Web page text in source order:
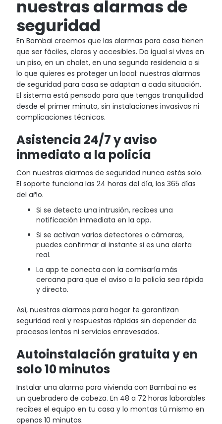
nuestras alarmas de
seguridad
En Bambai creemos que las alarmas para casa tienen
que ser fáciles, claras y accesibles. Da igual si vives en
un piso, en un chalet, en una segunda residencia o si
lo que quieres es proteger un local: nuestras alarmas
de seguridad para casa se adaptan a cada situación.
El sistema está pensado para que tengas tranquilidad
desde el primer minuto, sin instalaciones invasivas ni
complicaciones técnicas.
Asistencia 24/7 y aviso
inmediato a la policía
Con nuestras alarmas de seguridad nunca estás solo.
El soporte funciona las 24 horas del día, los 365 días
del año.
Si se detecta una intrusión, recibes una
notificación inmediata en la app.
Si se activan varios detectores o cámaras,
puedes confirmar al instante si es una alerta
real.
La app te conecta con la comisaría más
cercana para que el aviso a la policía sea rápido
y directo.
Así, nuestras alarmas para hogar te garantizan
seguridad real y respuestas rápidas sin depender de
procesos lentos ni servicios enrevesados.
Autoinstalación gratuita y en
solo 10 minutos
Instalar una alarma para vivienda con Bambai no es
un quebradero de cabeza. En 48 a 72 horas laborables
recibes el equipo en tu casa y lo montas tú mismo en
apenas 10 minutos.